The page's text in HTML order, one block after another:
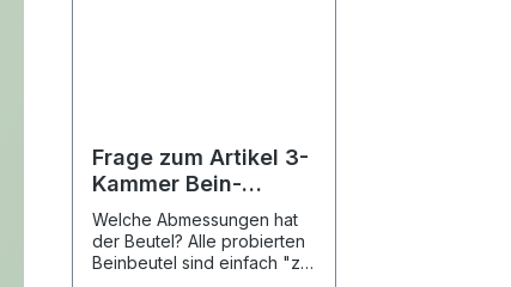
Frage zum Artikel 3-
Kammer Bein-
Urinauffangbeutel
Welche Abmessungen hat
der Beutel? Alle probierten
Beinbeutel sind einfach "zu